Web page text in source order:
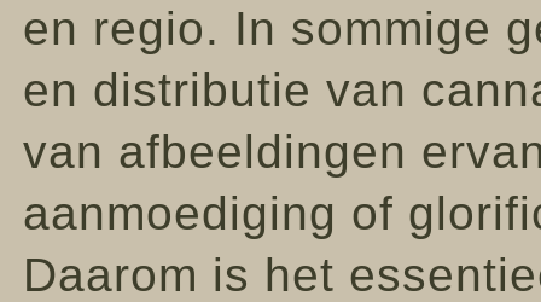
en regio. In sommige
en distributie van
van afbeeldingen
aanmoediging of
Daarom is het